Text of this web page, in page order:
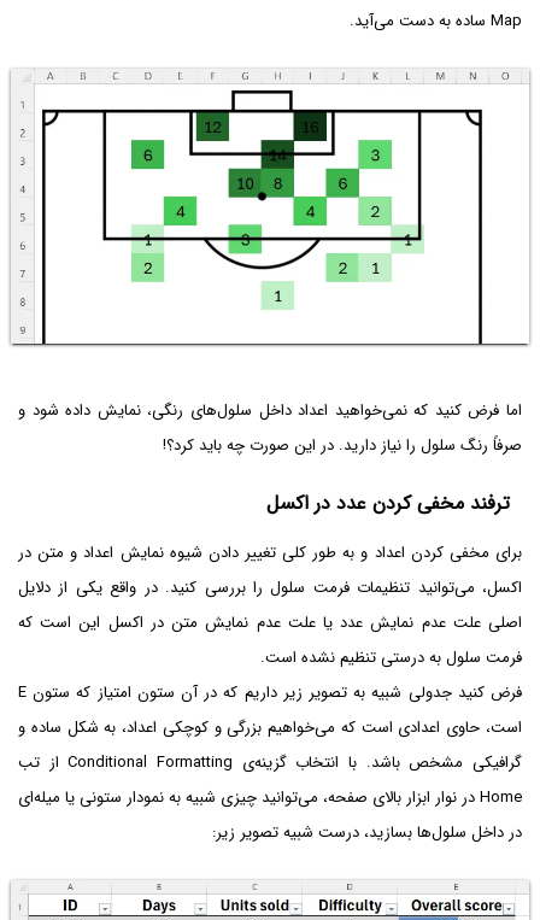
Map ساده به دست می‌آید.
اما فرض کنید که نمی‌خواهید اعداد داخل سلول‌های رنگی، نمایش داده شود و
صرفاً رنگ سلول را نیاز دارید. در این صورت چه باید کرد؟!
ترفند مخفی کردن عدد در اکسل
برای مخفی کردن اعداد و به طور کلی تغییر دادن شیوه نمایش اعداد و متن در
اکسل، می‌توانید تنظیمات فرمت سلول را بررسی کنید. در واقع یکی از دلایل
اصلی علت عدم نمایش عدد یا علت عدم نمایش متن در اکسل این است که
فرمت سلول به درستی تنظیم نشده است.
فرض کنید جدولی شبیه به تصویر زیر داریم که در آن ستون امتیاز که ستون E
است، حاوی اعدادی است که می‌خواهیم بزرگی و کوچکی اعداد، به شکل ساده و
گرافیکی مشخص باشد. با انتخاب گزینه‌ی Conditional Formatting از تب
Home در نوار ابزار بالای صفحه، می‌توانید چیزی شبیه به نمودار ستونی یا میله‌ای
در داخل سلول‌ها بسازید، درست شبیه تصویر زیر: